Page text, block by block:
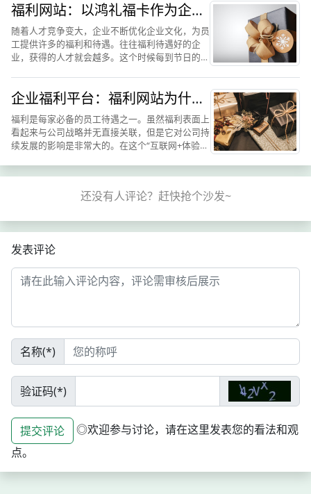
用购物卡作为员工福利的...
福利网站：以鸿礼福卡作为企业
员工福利有何优势
随着人才竞争变大，企业不断优化企业文化，为员
工提供许多的福利和待遇。往往福利待遇好的企
业，获得的人才就会越多。这个时候每到节日的时
用购物卡作为员工福利的...
企业福利平台：福利网站为什么
推荐鸿礼福卡购物卡
福利是每家必备的员工待遇之一。虽然福利表面上
看起来与公司战略并无直接关联，但是它对公司持
续发展的影响是非常大的。在这个“互联网+体验经
发表评论
名称(*)
验证码(*)
提交评论
◎欢迎参与讨论，请在这里发表您的看法和观
点。